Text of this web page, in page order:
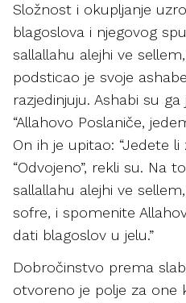
Složnost i okupljanje
blagoslova i njegovog
sallallahu alejhi ve
podsticao je svoje
razjedinjuju. Ashabi su
“Allahovo Poslaniče,
On ih je upitao: “Jedete
“Odvojeno”, rekli su. Na
sallallahu alejhi ve
sofre, i spomenite
dati blagoslov u jelu.”
Dobročinstvo prema
otvoreno je polje za one